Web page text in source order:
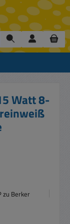
Watt 8-